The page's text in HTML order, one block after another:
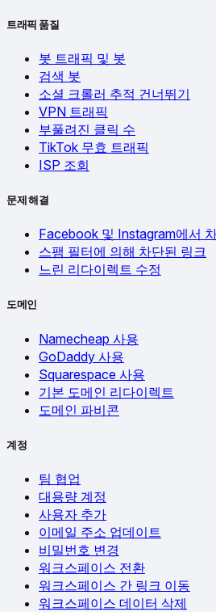
트래픽 품질
봇 트래픽 및 봇
검색 봇
소셜 크롤러 추적 건너뛰기
VPN 트래픽
부풀려진 클릭 수
TikTok 무효 트래픽
ISP 조회
문제 해결
Facebook 및 Instagram에서
스팸 필터에 의해 차단된 링크
느린 리다이렉트 수정
도메인
Namecheap 사용
GoDaddy 사용
Squarespace 사용
기본 도메인 리다이렉트
도메인 파비콘
계정
팀 협업
대용량 계정
사용자 추가
이메일 주소 업데이트
비밀번호 변경
워크스페이스 전환
워크스페이스 간 링크 이동
워크스페이스 데이터 삭제